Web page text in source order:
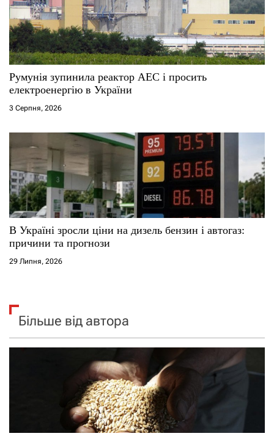
Румунія зупинила реактор АЕС і просить
електроенергію в України
3 Серпня, 2026
В Україні зросли ціни на дизель бензин і автогаз:
причини та прогнози
29 Липня, 2026
Більше від автора